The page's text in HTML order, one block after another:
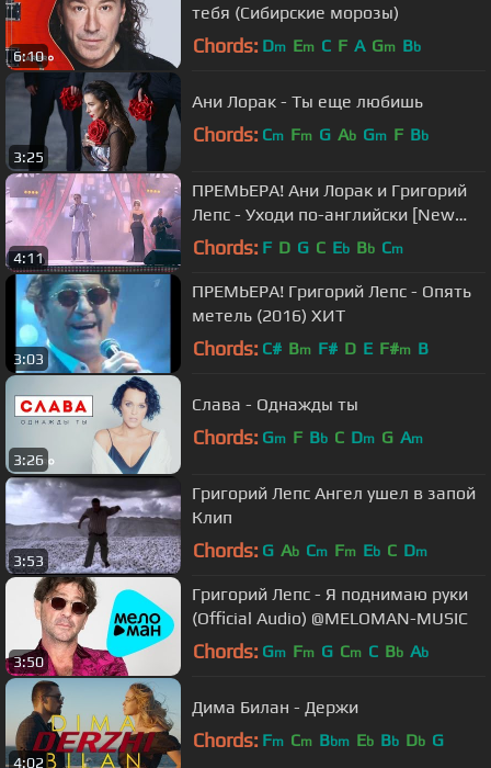
6:10
тебя (Сибирские морозы)
Chords: Dm Em C F A Gm Bb
3:25
Ани Лорак - Ты еще любишь
Chords: Cm Fm G Ab Gm F Bb
4:11
ПРЕМЬЕРА! Ани Лорак и Григорий
Лепс - Уходи по-английски [New
Wave 2015]
Chords: F D G C Eb Bb Cm
3:03
ПРЕМЬЕРА! Григорий Лепс - Опять
метель (2016) ХИТ
Chords: C# Bm F# D E F#m B
3:26
Слава - Однажды ты
Chords: Gm F Bb C Dm G Am
3:53
Григорий Лепс Ангел ушел в запой
Клип
Chords: G Ab Cm Fm Eb C Dm
3:50
Григорий Лепс - Я поднимаю руки
(Official Audio) @MELOMAN-MUSIC
Chords: Gm Fm G Cm C Bb Ab
4:02
Дима Билан - Держи
Chords: Fm Cm Bbm Eb Bb Db G